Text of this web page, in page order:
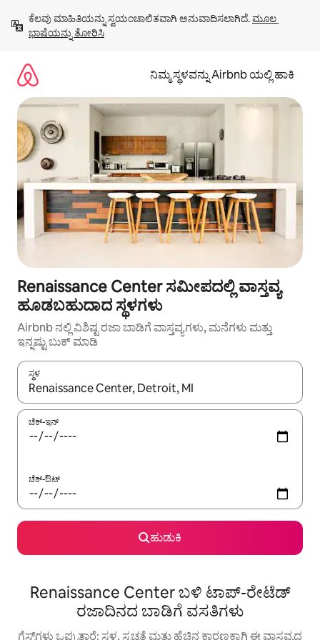
ಹೋಗಿ
ಕೆಲವು ಮಾಹಿತಿಯನ್ನು ಸ್ವಯಂಚಾಲಿತವಾಗಿ ಅನುವಾದಿಸಲಾಗಿದೆ. ಮೂಲ
ಭಾಷೆಯನ್ನು ತೋರಿಸಿ
ನಿಮ್ಮ ಸ್ಥಳವನ್ನು Airbnb ಯಲ್ಲಿ ಹಾಕಿ
Renaissance Center ಸಮೀಪದಲ್ಲಿ ವಾಸ್ತವ್ಯ
ಹೂಡಬಹುದಾದ ಸ್ಥಳಗಳು
Airbnb ನಲ್ಲಿ ವಿಶಿಷ್ಟ ರಜಾ ಬಾಡಿಗೆ ವಾಸ್ತವ್ಯಗಳು, ಮನೆಗಳು ಮತ್ತು
ಇನ್ನಷ್ಟು ಬುಕ್ ಮಾಡಿ
ಸ್ಥಳ
ಫಲಿತಾಂಶಗಳು ಲಭ್ಯವಿರುವಾಗ, ಅಪ್ ಮತ್ತು ಡೌನ್ ಬಾಣದ ಕೀಲಿಗಳೊಂದಿಗೆ
ಚೆಕ್-ಇನ್
ಚೆಕ್-ಔಟ್
ಹುಡುಕಿ
Renaissance Center ಬಳಿ ಟಾಪ್-ರೇಟೆಡ್
ರಜಾದಿನದ ಬಾಡಿಗೆ ವಸತಿಗಳು
ಗೆಸ್ಟ್‌ಗಳು ಒಪ್ಪುತ್ತಾರೆ: ಸ್ಥಳ, ಸ್ವಚ್ಛತೆ ಮತ್ತು ಹೆಚ್ಚಿನ ಕಾರಣಕ್ಕಾಗಿ ಈ ವಾಸ್ತವ್ಯದ